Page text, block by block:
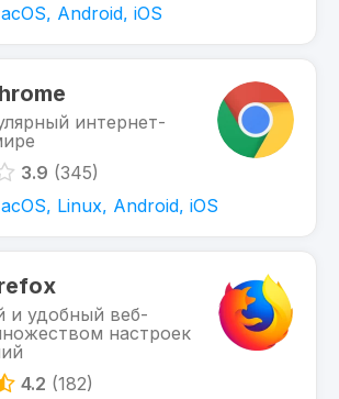
Android, iOS
интернет-
3.9 (345)
Linux, Android, iOS
и удобный веб-
настроек
4.2 (182)